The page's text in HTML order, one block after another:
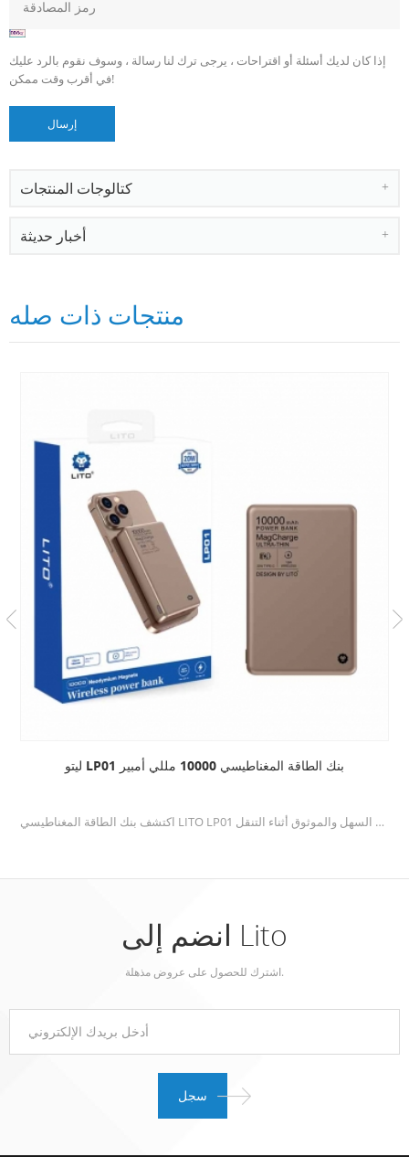
إذا كان لديك أسئلة أو اقتراحات ، يرجى ترك لنا رسالة ، وسوف نقوم بالرد عليك
في أقرب وقت ممكن!
كتالوجات المنتجات
أخبار حديثة
منتجات ذات صله
ليتو LP01 بنك الطاقة المغناطيسي 10000 مللي أمبير
اكتشف بنك الطاقة المغناطيسي LITO LP01 بسعة 10000 مللي أمبير في الساعة: بنك طاقة عالي السعة ومناسب للسفر مزود بمغناطيس قوي للشحن السهل والموثوق أثناء التنقل.
انضم إلى Lito
اشترك للحصول على عروض مذهلة.